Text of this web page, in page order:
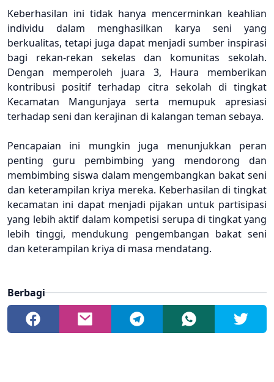
Keberhasilan ini tidak hanya mencerminkan keahlian
individu dalam menghasilkan karya seni yang
berkualitas, tetapi juga dapat menjadi sumber inspirasi
bagi rekan-rekan sekelas dan komunitas sekolah.
Dengan memperoleh juara 3, Haura memberikan
kontribusi positif terhadap citra sekolah di tingkat
Kecamatan Mangunjaya serta memupuk apresiasi
terhadap seni dan kerajinan di kalangan teman sebaya.
Pencapaian ini mungkin juga menunjukkan peran
penting guru pembimbing yang mendorong dan
membimbing siswa dalam mengembangkan bakat seni
dan keterampilan kriya mereka. Keberhasilan di tingkat
kecamatan ini dapat menjadi pijakan untuk partisipasi
yang lebih aktif dalam kompetisi serupa di tingkat yang
lebih tinggi, mendukung pengembangan bakat seni
dan keterampilan kriya di masa mendatang.
Berbagi